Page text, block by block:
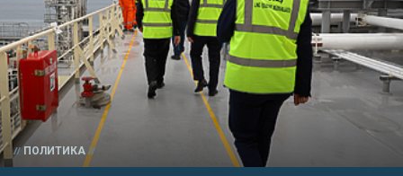
ПОЛИТИКА